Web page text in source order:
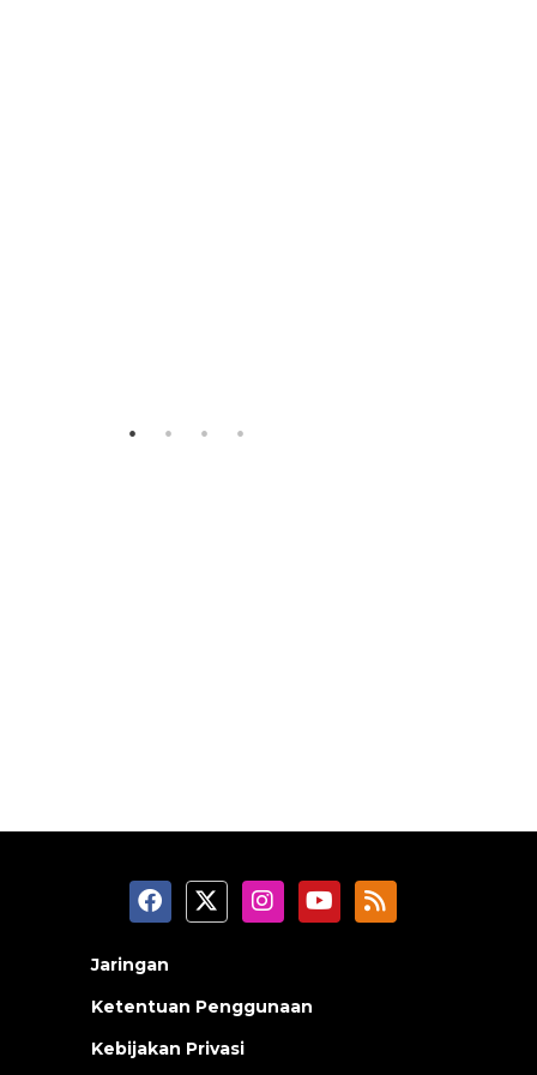
Jaringan
Ketentuan Penggunaan
Kebijakan Privasi